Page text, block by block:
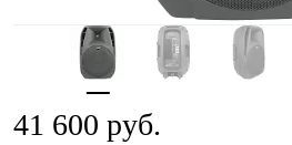
41 600 руб.